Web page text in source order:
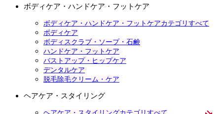
ボディケア・ハンドケア・フットケア
ボディケア・ハンドケア・フットケアカテゴリすべて
ボディケア
ボディスクラブ・ソープ・石鹸
ハンドケア・フットケア
バストアップ・ヒップケア
デンタルケア
脱毛除毛クリーム・ケア
ヘアケア・スタイリング